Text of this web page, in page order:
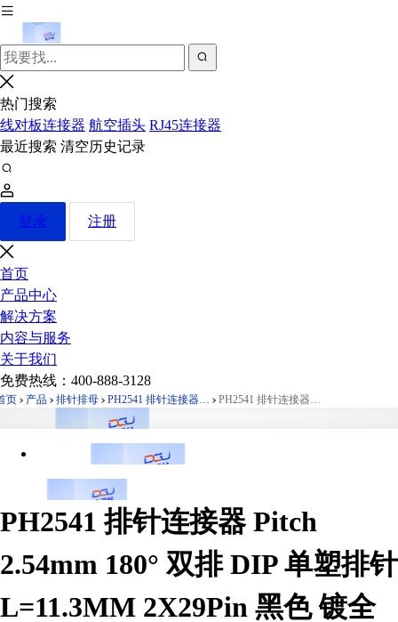
热门搜索
线对板连接器 航空插头 RJ45连接器
最近搜索 清空历史记录
登录 注册
首页
产品中心
解决方案
内容与服务
关于我们
免费热线： 400-888-3128
页 产品 排针排母 PH2541 排针连接器 Pitch 2.54mm 180° 双排 DIP 单塑排针 L=11.3MM PH2541 排针连接器 Pitch 2.54mm 180° 双排 DIP 单塑排针 L=11.3MM 2X29Pin 黑色 镀全金G/F
PH2541 排针连接器 Pitch
2.54mm 180° 双排 DIP 单塑排针
L=11.3MM 2X29Pin 黑色 镀全